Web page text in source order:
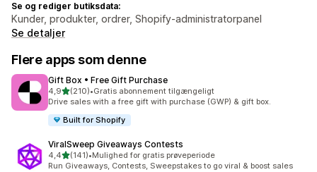
Se og rediger butiksdata:
Kunder, produkter, ordrer, Shopify-administratorpanel
Se detaljer
Flere apps som denne
Gift Box • Free Gift Purchase
4,9ud af 5 stjerner
(210)
210 anmeldelser i alt
•Gratis abonnement tilgængeligt
Drive sales with a free gift with purchase (GWP) & gift box.
Built for Shopify
ViralSweep Giveaways Contests
4,4ud af 5 stjerner
(141)
141 anmeldelser i alt
•Mulighed for gratis prøveperiode
Run Giveaways, Contests, Sweepstakes to go viral & boost sales